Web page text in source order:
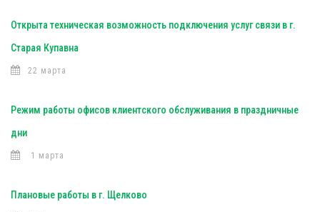
Открыта техническая возможность подключения услуг связи в г.
Старая Купавна
22 марта
Режим работы офисов клиентского обслуживания в праздничные
дни
1 марта
Плановые работы в г. Щелково